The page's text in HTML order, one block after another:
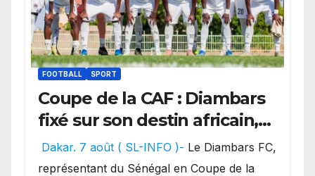
FOOTBALL SPORT
Coupe de la CAF : Diambars
fixé sur son destin africain,
l’ES Zarzis sera son premier
obstacle.
Dakar. 7 août ( SL-INFO )- Le Diambars FC,
représentant du Sénégal en Coupe de la